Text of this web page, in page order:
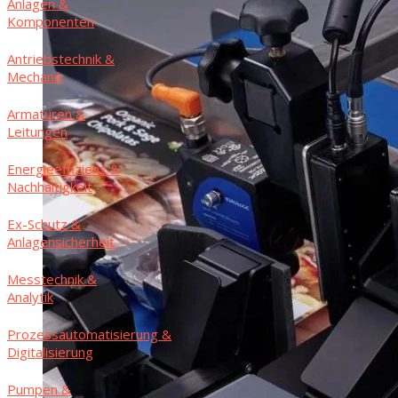
Anla­gen &
Komponenten
Antriebs­tech­nik &
Mechanik
Arma­tu­ren &
Leitungen
Ener­gie­ef­fi­zi­enz &
Nachhaltigkeit
Ex-Schutz &
Anlagensicherheit
Mess­tech­nik &
Analytik
Pro­zess­au­to­ma­ti­sie­rung &
Digitalisierung
Pum­pen &